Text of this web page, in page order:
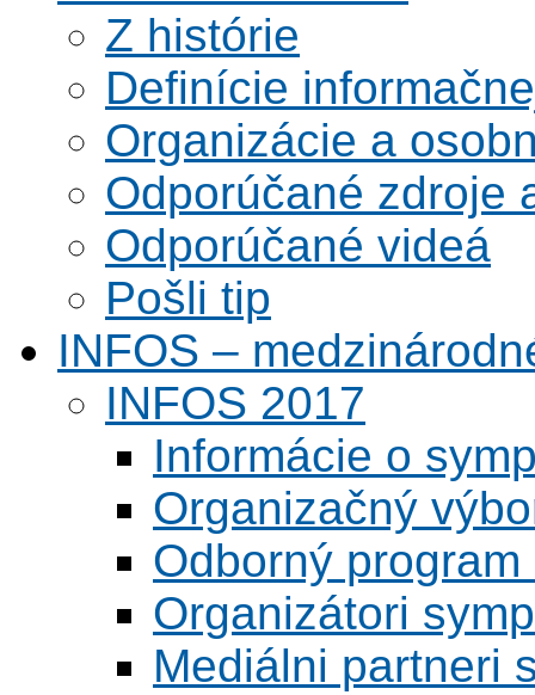
Z histórie
Definície
Organizácie a
Odporúčané zdroje
Odporúčané videá
Pošli tip
INFOS –
INFOS 2017
Informácie o
Organizačný
Odborný
Organizátori
Mediálni partneri